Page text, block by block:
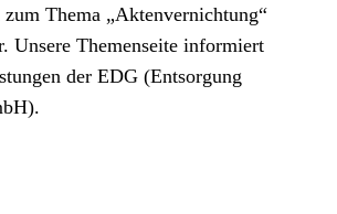
Thema „Aktenvernichtung“
Unsere Themenseite informiert
der EDG (Entsorgung